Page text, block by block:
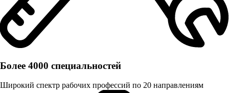
Более 4000 специальностей
Широкий спектр рабочих профессий по 20 направлениям